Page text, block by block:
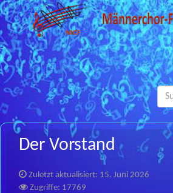
Der Vorstand
Zuletzt aktualisiert: 15. Juni 2026
Zugriffe: 17769